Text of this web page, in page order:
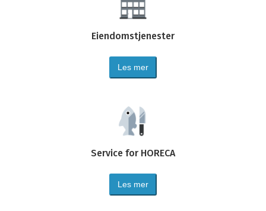
Eiendomstjenester
Les mer
Service for HORECA
Les mer